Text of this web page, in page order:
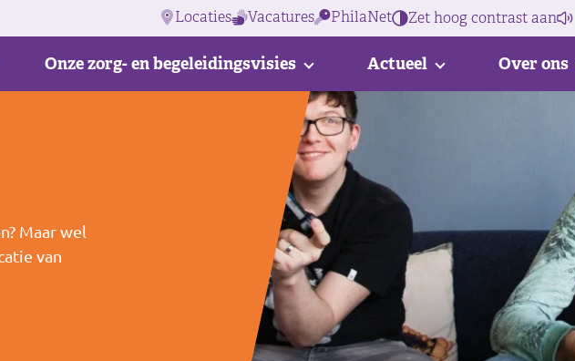
Locaties Vacatures PhilaNet Zet hoog contrast aan
Onze zorg- en begeleidingsvisies Actueel Over ons
Maar wel
van